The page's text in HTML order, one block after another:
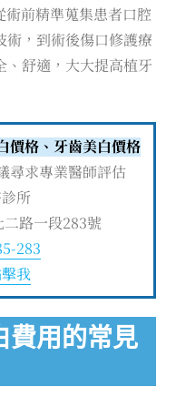
前精準蒐集患者口腔
術，到術後傷口修護療
舒適，大大提高植牙
價格、牙齒美白價格
尋求專業醫師評估
所
路一段283號
283
我
費用的常見